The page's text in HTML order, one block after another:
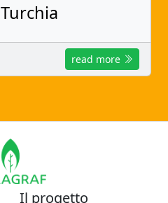
Turchia
read more
Il progetto